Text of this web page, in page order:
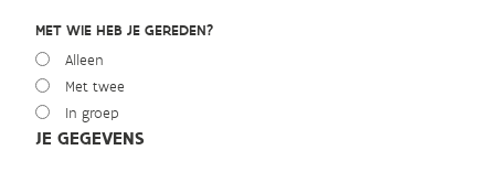
MET WIE HEB JE GEREDEN?
Alleen
Met twee
In groep
JE GEGEVENS